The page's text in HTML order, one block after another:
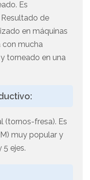
Es
de
en máquinas
con mucha
torneado en una
(tornos-fresa). Es
muy popular y
5 ejes.